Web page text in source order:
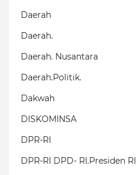
Daerah
Daerah.
Daerah. Nusantara
Daerah.Politik.
Dakwah
DISKOMINSA
DPR-RI
DPR-RI DPD- RI.Presiden RI